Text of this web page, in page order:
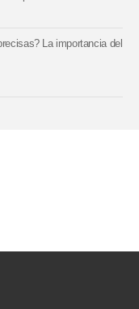
La importancia del